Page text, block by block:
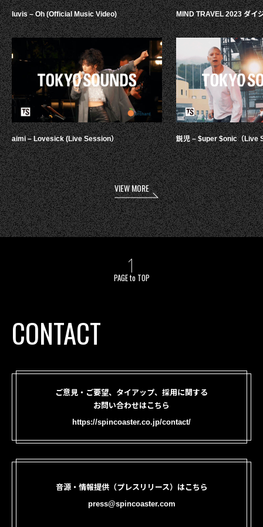
luvis – Oh (Official Music Video)
aimi – Lovesick (Live Session）
MIND TRAVEL 2023 ダイ
鋭児 – $uper $onic（Live
VIEW MORE
PAGE to TOP
CONTACT
ご意見・ご要望、タイアップ、採用に関する
お問い合わせはこちら
https://spincoaster.co.jp/contact/
音源・情報提供（プレスリリース）はこちら
press@spincoaster.com